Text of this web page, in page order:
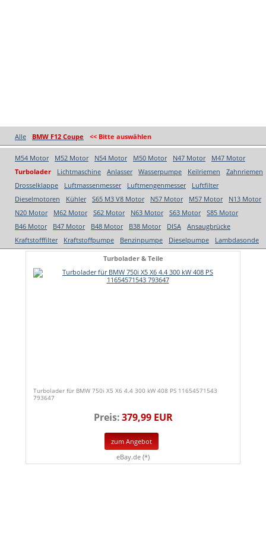
Alle BMW F12 Coupe << Bitte auswählen
M54 Motor M52 Motor N54 Motor M50 Motor N47 Motor
M47 Motor
Turbolader
Lichtmaschine Anlasser Wasserpumpe Keilriemen
Zahnriemen
Drosselklappe
Luftmassenmesser Luftmengenmesser
Luftfilter
Dieselmotoren
Kühler S65 M3 V8 Motor N57 Motor M57 Motor
N13 Motor
N20 Motor
M62 Motor S62 Motor N63 Motor S63 Motor
S85 Motor
B46 Motor
B47 Motor B48 Motor B38 Motor DISA
Ansaugbrücke
Kraftstofffilter
Kraftstoffpumpe Benzinpumpe Dieselpumpe Lambdasonde
Turbolader & Teile
Turbolader für BMW 750i X5 X6 4.4 300 kW 408 PS 11654571543
793647
Preis:379,99 EUR
zum Angebot
eBay.de (*)